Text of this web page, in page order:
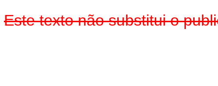
Este texto não substitui o